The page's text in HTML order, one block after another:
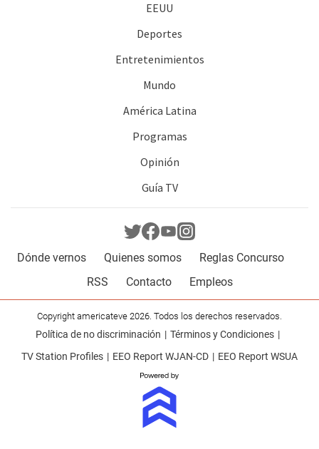
EEUU
Deportes
Entretenimientos
Mundo
América Latina
Programas
Opinión
Guía TV
Dónde vernos Quienes somos
Reglas Concurso
RSS
Contacto Empleos
Copyright americateve 2026. Todos los derechos reservados.
Política de no discriminación
Términos y Condiciones
TV Station Profiles
EEO Report WJAN-CD EEO Report WSUA